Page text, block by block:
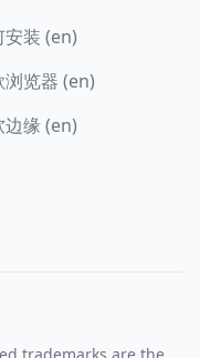
安装 (en)
浏览器 (en)
边缘 (en)